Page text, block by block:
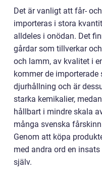
Det är vanligt att får-
importeras i stora
alldeles i onödan. Det
gårdar som tillverkar
och lamm, av kvalitet i
kommer de
djurhållning och är
starka kemikalier,
hållbart i mindre skala
många svenska
Genom att köpa
med andra ord en
själv.